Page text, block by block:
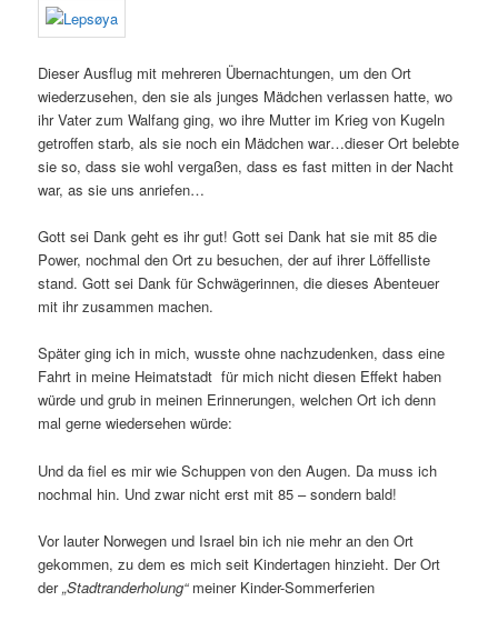
Dieser Ausflug mit mehreren Übernachtungen, um den Ort
wiederzusehen, den sie als junges Mädchen verlassen hatte, wo
ihr Vater zum Walfang ging, wo ihre Mutter im Krieg von Kugeln
getroffen starb, als sie noch ein Mädchen war…dieser Ort belebte
sie so, dass sie wohl vergaßen, dass es fast mitten in der Nacht
war, as sie uns anriefen…
Gott sei Dank geht es ihr gut! Gott sei Dank hat sie mit 85 die
Power, nochmal den Ort zu besuchen, der auf ihrer Löffelliste
stand. Gott sei Dank für Schwägerinnen, die dieses Abenteuer
mit ihr zusammen machen.
Später ging ich in mich, wusste ohne nachzudenken, dass eine
Fahrt in meine Heimatstadt für mich nicht diesen Effekt haben
würde und grub in meinen Erinnerungen, welchen Ort ich denn
mal gerne wiedersehen würde:
Und da fiel es mir wie Schuppen von den Augen. Da muss ich
nochmal hin. Und zwar nicht erst mit 85 – sondern bald!
Vor lauter Norwegen und Israel bin ich nie mehr an den Ort
gekommen, zu dem es mich seit Kindertagen hinzieht. Der Ort
der„Stadtranderholung“meiner Kinder-Sommerferien